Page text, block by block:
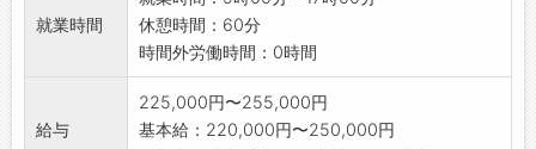
就業時間
休憩時間：60分
時間外労働時間：0時間
給与
225,000円〜255,000円
基本給：220,000円〜250,000円